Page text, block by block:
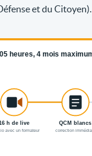
et du Citoyen).